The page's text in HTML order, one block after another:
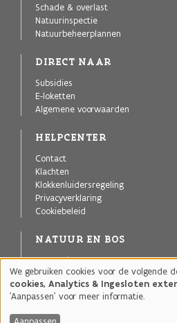
Schade & overlast
Natuurinspectie
Natuurbeheerplannen
DIRECT NAAR
Subsidies
E-loketten
Algemene voorwaarden
HELPCENTER
Contact
Klachten
Klokkenluidersregeling
Privacyverklaring
Cookiebeleid
NATUUR EN BOS
Agentschap voor Natuur en Bos
Publicaties
Projecten
Natuurgebieden
Gebruik
van
persoonsgegevens
en
We gebruiken cookies voor de volgende
cookies, Analytics & Ingesloten
'Aanpassen' voor meer informatie.